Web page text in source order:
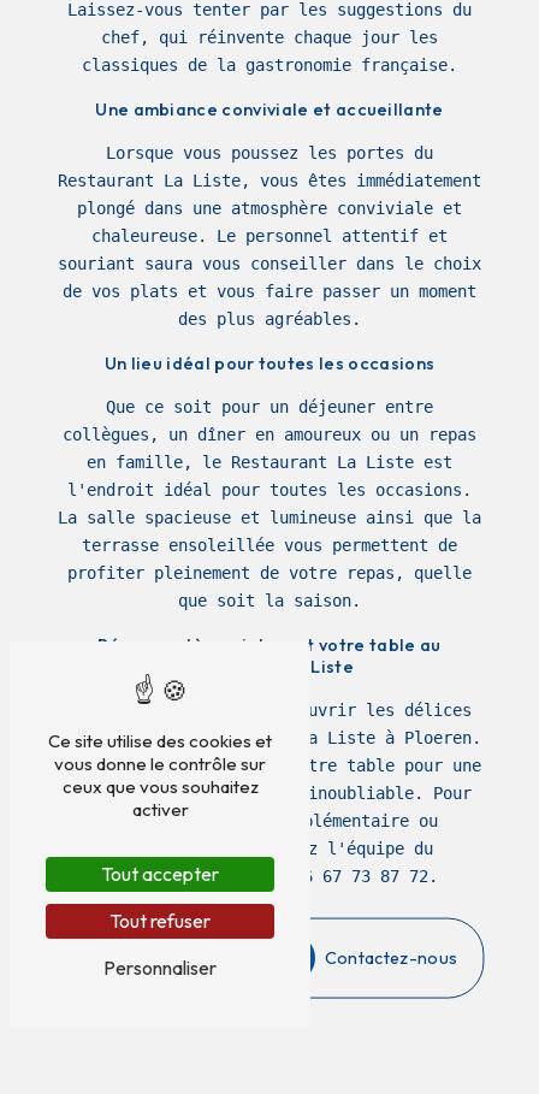
Laissez-vous tenter par les suggestions du
chef, qui réinvente chaque jour les
classiques de la gastronomie française.
Une ambiance conviviale et accueillante
Lorsque vous poussez les portes du
Restaurant La Liste, vous êtes immédiatement
plongé dans une atmosphère conviviale et
chaleureuse. Le personnel attentif et
souriant saura vous conseiller dans le choix
de vos plats et vous faire passer un moment
des plus agréables.
Un lieu idéal pour toutes les occasions
Que ce soit pour un déjeuner entre
collègues, un dîner en amoureux ou un repas
en famille, le Restaurant La Liste est
l'endroit idéal pour toutes les occasions.
La salle spacieuse et lumineuse ainsi que la
terrasse ensoleillée vous permettent de
profiter pleinement de votre repas, quelle
que soit la saison.
Réservez dès maintenant votre table au
Restaurant La Liste
N'attendez plus pour découvrir les délices
culinaires du Restaurant La Liste à Ploeren.
Réservez dès maintenant votre table pour une
expérience gastronomique inoubliable. Pour
toute information complémentaire ou
réservation, contactez l'équipe du
restaurant EKLAS au 06 67 73 87 72.
Contactez-nous
Ce site utilise des cookies et
vous donne le contrôle sur
ceux que vous souhaitez
activer
Tout accepter
Tout refuser
Personnaliser